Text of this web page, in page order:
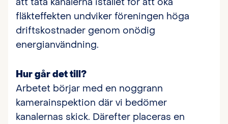
att täta kanalerna istället för att öka
fläkteffekten undviker föreningen höga
driftskostnader genom onödig
energianvändning.
Hur går det till?
Arbetet börjar med en noggrann
kamerainspektion där vi bedömer
kanalernas skick. Därefter placeras en